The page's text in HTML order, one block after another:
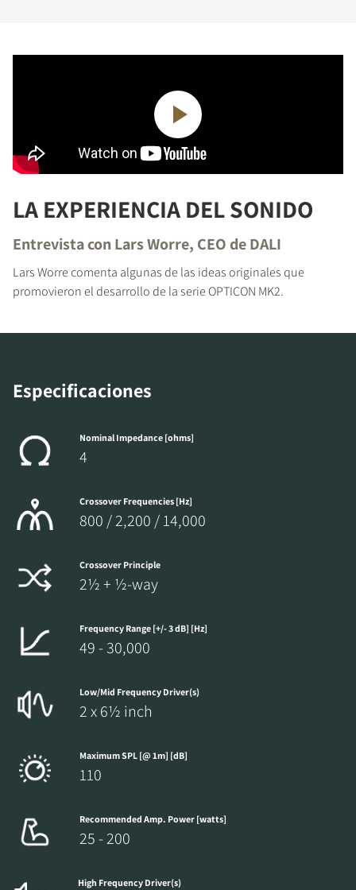
LA EXPERIENCIA DEL SONIDO
Entrevista con Lars Worre, CEO de DALI
Lars Worre comenta algunas de las ideas originales que
promovieron el desarrollo de la serie OPTICON MK2.
Especificaciones
Nominal Impedance [ohms]
4
Crossover Frequencies [Hz]
800 / 2,200 / 14,000
Crossover Principle
2½ + ½-way
Frequency Range [+/- 3 dB] [Hz]
49 - 30,000
Low/Mid Frequency Driver(s)
2 x 6½ inch
Maximum SPL [@ 1m] [dB]
110
Recommended Amp. Power [watts]
25 - 200
High Frequency Driver(s)